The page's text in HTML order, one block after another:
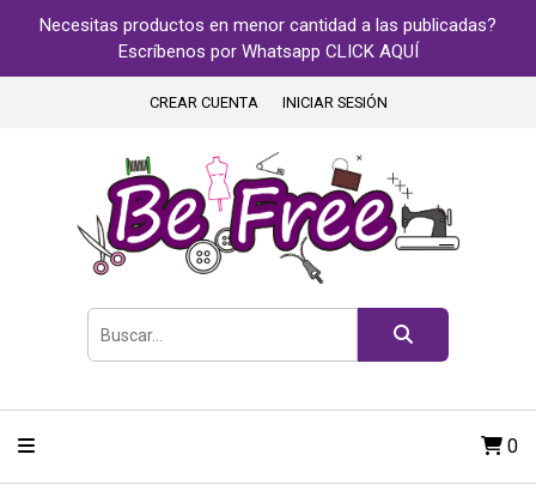
Necesitas productos en menor cantidad a las publicadas?
Escríbenos por Whatsapp CLICK AQUÍ
CREAR CUENTA INICIAR SESIÓN
0